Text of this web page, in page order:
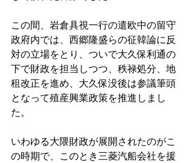
この間、岩倉具視一行の遣欧中の留守
政府内では、西郷隆盛らの征韓論に反
対の立場をとり、ついで大久保利通の
下で財政を担当しつつ、秩禄処分、地
租改正を進め、大久保没後は参議筆頭
となって殖産興業政策を推進しまし
た。
いわゆる大隈財政が展開されたのがこ
の時期で、このとき三菱汽船会社を援